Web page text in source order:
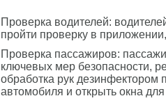
Проверка водителей:
пройти проверку в
Проверка пассажиров:
ключевых мер безопасности,
обработка рук дезинфектором
автомобиля и открыть окна